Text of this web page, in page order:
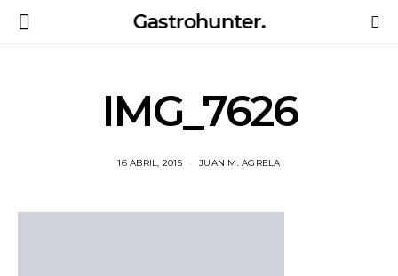
Gastrohunter.
IMG_7626
16 ABRIL, 2015 JUAN M. AGRELA